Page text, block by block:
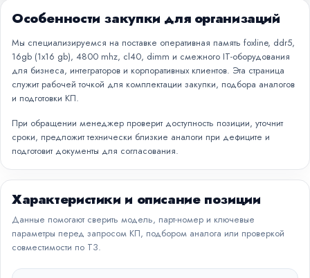
Особенности закупки для организаций
Мы специализируемся на поставке оперативная память foxline, ddr5,
16gb (1x16 gb), 4800 mhz, cl40, dimm и смежного IT-оборудования
для бизнеса, интеграторов и корпоративных клиентов. Эта страница
служит рабочей точкой для комплектации закупки, подбора аналогов
и подготовки КП.
При обращении менеджер проверит доступность позиции, уточнит
сроки, предложит технически близкие аналоги при дефиците и
подготовит документы для согласования.
Характеристики и описание позиции
Данные помогают сверить модель, парт-номер и ключевые
параметры перед запросом КП, подбором аналога или проверкой
совместимости по ТЗ.